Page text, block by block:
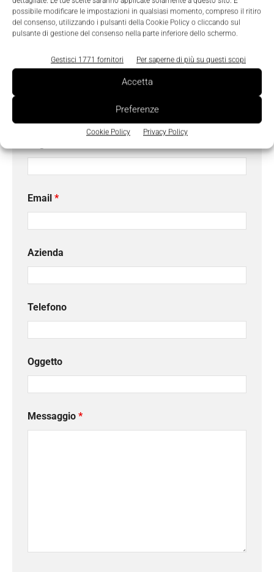
possibile modificare le impostazioni in qualsiasi momento, compreso il ritiro
del consenso, utilizzando i pulsanti della Cookie Policy o cliccando sul
pulsante di gestione del consenso nella parte inferiore dello schermo.
Gestisci 1771 fornitori Per saperne di più su questi scopi
Accetta
Preferenze
Cookie Policy Privacy Policy
ancora completamente installati.
Richiedi maggiori informazioni
Email *
Azienda
Telefono
Oggetto
Messaggio *